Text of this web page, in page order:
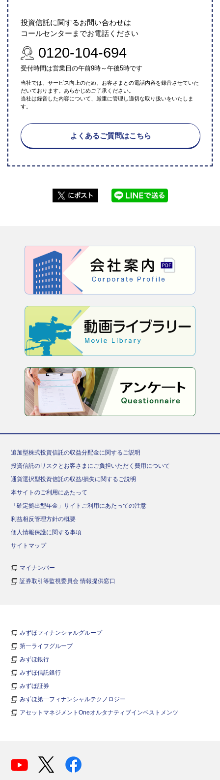
投資信託に関するお問い合わせは
コールセンターまでお電話ください
0120-104-694
受付時間は営業日の午前9時～午後5時です
当社では、サービス向上のため、お客さまとの電話内容を録音させていた
だいております。あらかじめご了承ください。
当社は録音した内容について、厳重に管理し適切な取り扱いをいたしま
す。
よくあるご質問はこちら
追加型株式投資信託の収益分配金に関するご説明
投資信託のリスクとお客さまにご負担いただく費用について
通貨選択型投資信託の収益/損失に関するご説明
本サイトのご利用にあたって
「確定拠出型年金」サイトご利用にあたっての注意
利益相反管理方針の概要
個人情報保護に関する事項
サイトマップ
マイナンバー
証券取引等監視委員会 情報提供窓口
みずほフィナンシャルグループ
第一ライフグループ
みずほ銀行
みずほ信託銀行
みずほ証券
みずほ第一フィナンシャルテクノロジー
アセットマネジメントOneオルタナティブインベストメンツ